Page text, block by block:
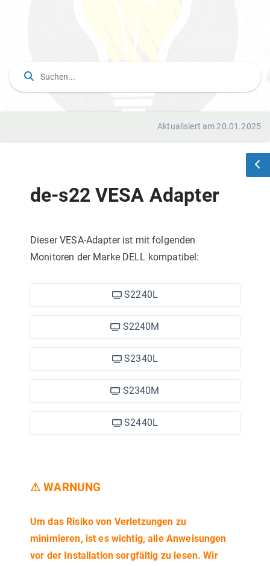
Aktualisiert am 20.01.2025
de-s22 VESA Adapter
Dieser VESA-Adapter ist mit folgenden
Monitoren der Marke DELL kompatibel:
S2240L
S2240M
S2340L
S2340M
S2440L
⚠ WARNUNG
Um das Risiko von Verletzungen zu
minimieren, ist es wichtig, alle Anweisungen
vor der Installation sorgfältig zu lesen. Wir